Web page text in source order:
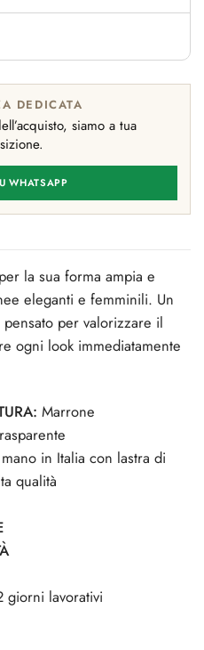
DEDICATA
siamo a tua
WHATSAPP
la sua forma ampia e
eleganti e femminili. Un
per valorizzare il
ogni look immediatamente
Marrone
in Italia con lastra di
qualità
giorni lavorativi